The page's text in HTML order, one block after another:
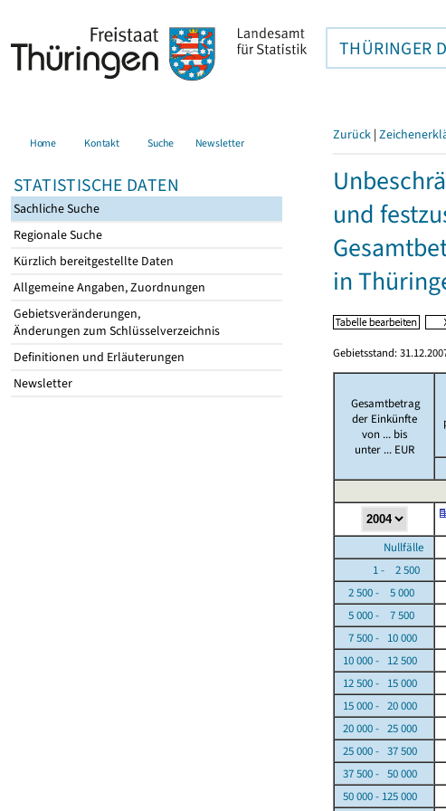
THÜRINGER
Home Kontakt Suche Newsletter
STATISTISCHE DATEN
Sachliche Suche
Regionale Suche
Kürzlich bereitgestellte Daten
Allgemeine Angaben, Zuordnungen
Gebietsveränderungen,
Änderungen zum Schlüsselverzeichnis
Definitionen und Erläuterungen
Newsletter
Zurück |
und
in
Gebietsstand:
Gesamtbetrag
der Einkünfte
von ... bis
unter ... EUR
Nullfälle
1 - 2 500
2 500 - 5 000
5 000 - 7 500
7 500 - 10 000
10 000 - 12 500
12 500 - 15 000
15 000 - 20 000
20 000 - 25 000
25 000 - 37 500
37 500 - 50 000
50 000 - 125 000